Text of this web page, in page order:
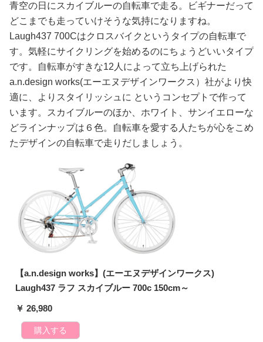
青空の日にスカイブルーの自転車で走る。ビギナーだって
どこまでも走っていけそうな気持になりますね。
Laugh437 700Cはクロスバイクというタイプの自転車で
す。気軽にサイクリングを始めるのにちょうどいいタイプ
です。自転車がすきな12人によって立ち上げられた
a.n.design works(エーエヌデザインワークス）社がより快
適に、よりスタイリッシュに というコンセプトで作って
います。スカイブルーのほか、ホワイト、サンイエローな
どラインナップは６色。自転車を愛する人たちが心をこめ
たデザインの自転車で走りだしましょう。
【a.n.design works】(エーエヌデザインワークス)
Laugh437 ラフ スカイブルー 700c 150cm～
￥ 26,980
購入する